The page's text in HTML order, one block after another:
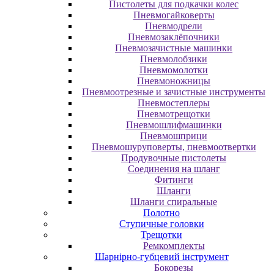
Пистолеты для подкачки колес
Пневмогайковерты
Пневмодрели
Пневмозаклёпочники
Пневмозачистные машинки
Пневмолобзики
Пневмомолотки
Пневмоножницы
Пневмоотрезные и зачистные инструменты
Пневмостеплеры
Пневмотрещотки
Пневмошлифмашинки
Пневмошприци
Пневмошуруповерты, пневмоотвертки
Продувочные пистолеты
Соединения на шланг
Фитинги
Шланги
Шланги спиральные
Полотно
Ступичные головки
Трещотки
Ремкомплекты
Шарнірно-губцевий інструмент
Бокорезы